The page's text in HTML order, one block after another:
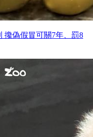
攙偽假冒可關7年、罰8